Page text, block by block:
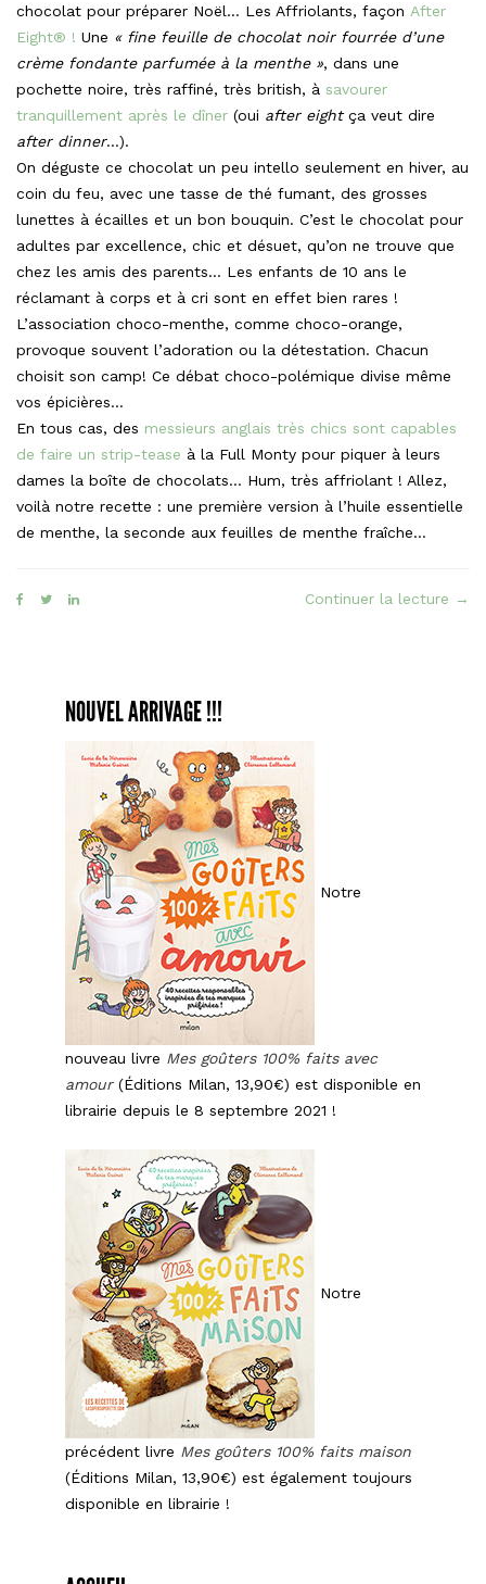
chocolat pour préparer Noël… Les Affriolants, façon After
Eight® ! Une « fine feuille de chocolat noir fourrée d’une
crème fondante parfumée à la menthe », dans une
pochette noire, très raffiné, très british, à savourer
tranquillement après le dîner (oui after eightça veut dire
after dinner…).
On déguste ce chocolat un peu intello seulement en hiver, au
coin du feu, avec une tasse de thé fumant, des grosses
lunettes à écailles et un bon bouquin. C’est le chocolat pour
adultes par excellence, chic et désuet, qu’on ne trouve que
chez les amis des parents… Les enfants de 10 ans le
réclamant à corps et à cri sont en effet bien rares !
L’association choco-menthe, comme choco-orange,
provoque souvent l’adoration ou la détestation. Chacun
choisit son camp! Ce débat choco-polémique divise même
vos épicières…
En tous cas, des messieurs anglais très chics sont capables
de faire un strip-tease à la Full Monty pour piquer à leurs
dames la boîte de chocolats… Hum, très affriolant ! Allez,
voilà notre recette : une première version à l’huile essentielle
de menthe, la seconde aux feuilles de menthe fraîche…
Continuer la lecture «
→
NOUVEL ARRIVAGE !!!
Notre
nouveau livre Mes goûters 100% faits avec
amour(Éditions Milan, 13,90€) est disponible en
librairie depuis le 8 septembre 2021 !
Notre
précédent livre Mes goûters 100% faits maison
(Éditions Milan, 13,90€) est également toujours
disponible en librairie !